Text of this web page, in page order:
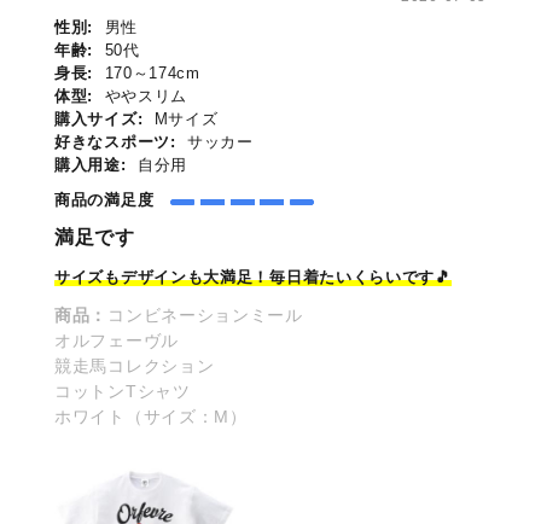
性別:
男性
年齢:
50代
身長:
170～174cm
体型:
ややスリム
購入サイズ:
Mサイズ
好きなスポーツ:
サッカー
購入用途:
自分用
商品の満足度
満足です
サイズもデザインも大満足！毎日着たいくらいです🎵
商品： コンビネーションミール
オルフェーヴル
競走馬コレクション
コットンTシャツ
ホワイト（サイズ：M）